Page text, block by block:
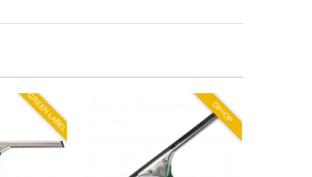
GREEN LABEL OP=OP